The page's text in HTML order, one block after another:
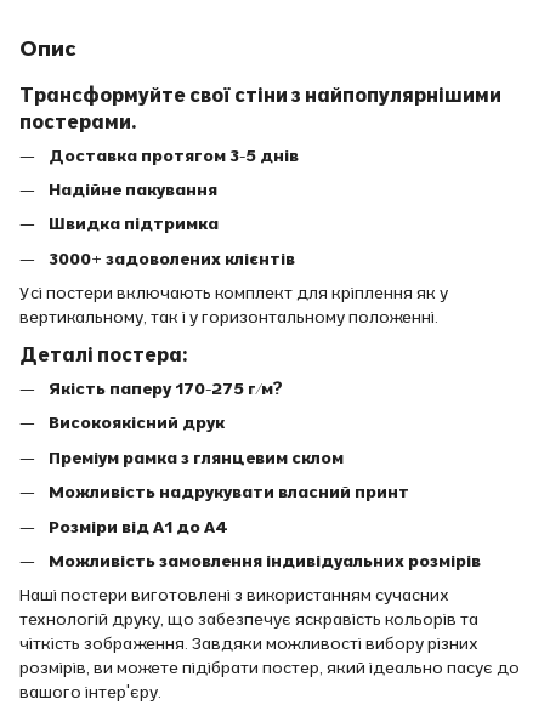
Опис
Трансформуйте свої стіни з найпопулярнішими
постерами.
Доставка протягом 3-5 днів
Надійне пакування
Швидка підтримка
3000+ задоволених клієнтів
Усі постери включають комплект для кріплення як у
вертикальному, так і у горизонтальному положенні.
Деталі постера:
Якість паперу 170-275 г/м?
Високоякісний друк
Преміум рамка з глянцевим склом
Можливість надрукувати власний принт
Розміри від A1 до A4
Можливість замовлення індивідуальних розмірів
Наші постери виготовлені з використанням сучасних
технологій друку, що забезпечує яскравість кольорів та
чіткість зображення. Завдяки можливості вибору різних
розмірів, ви можете підібрати постер, який ідеально пасує до
вашого інтер'єру.